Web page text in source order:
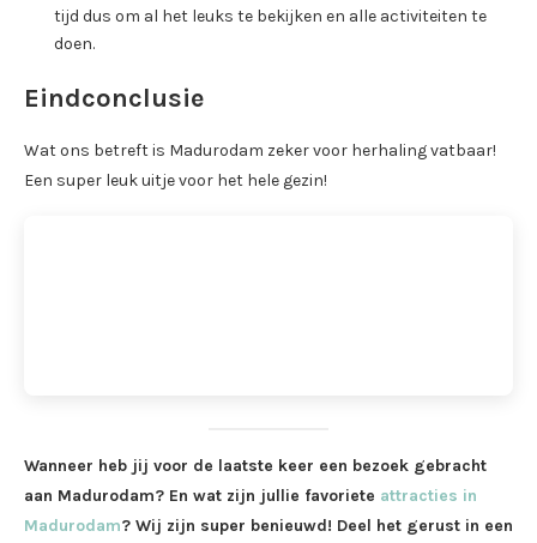
tijd dus om al het leuks te bekijken en alle activiteiten te
doen.
Eindconclusie
Wat ons betreft is Madurodam zeker voor herhaling vatbaar!
Een super leuk uitje voor het hele gezin!
Wanneer heb jij voor de laatste keer een bezoek gebracht
aan Madurodam? En wat zijn jullie favoriete attracties in
Madurodam? Wij zijn super benieuwd! Deel het gerust in een